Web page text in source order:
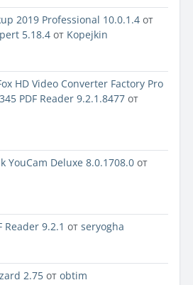
2019 Professional 10.0.1.4 от
5.18.4 от Kopejkin
HD Video Converter Factory Pro
PDF Reader 9.2.1.8477 от
YouCam Deluxe 8.0.1708.0 от
Reader 9.2.1 от seryogha
2.75 от obtim